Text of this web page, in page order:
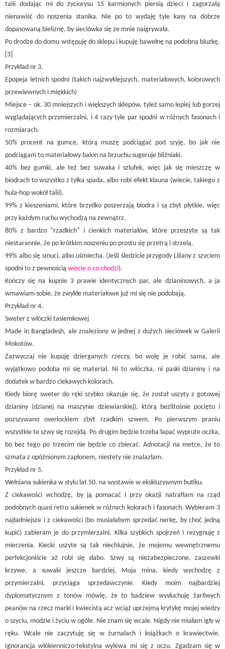
talii dodając mi do życiorysu 15 karmionych piersią dzieci i zagorzałą
nienawiść do noszenia stanika. Nie po to wydaję tyle kasy na dobrze
dopasowaną bieliznę, by sieciówka się ze mnie naigrywała.
Po drodze do domu wstępuję do sklepu i kupuję bawełnę na podobną bluzkę.
[3]
Przykład nr 3.
Epopeja letnich spodni (takich najzwyklejszych, materiałowych, kolorowych
przewiewnych i miękkich)
Miejsce – ok. 30 mniejszych i większych sklepów, tyleż samo lepiej lub gorzej
wyglądających przymierzalni, i 4 razy tyle par spodni w różnych fasonach i
rozmiarach.
50% procent na gumce, którą muszę podciągać pod szyję, bo jak nie
podciągam to materiałowy balon na brzuchu sugeruje bliźniaki.
40% bez gumki, ale też bez suwaka i szlufek, więc jak się mieszczę w
biodrach to wszystko z tyłka spada, albo robi efekt klauna (wiecie, takiego z
hula-hop wokół talii).
99% z kieszeniami, które brzydko poszerzają biodra i są zbyt płytkie, więc
przy każdym ruchu wychodzą na zewnątrz.
80% z bardzo “rzadkich” i cienkich materiałów, które przeszyte są tak
niestarannie, że po krótkim noszeniu po prostu się przetrą i strzelą.
99% albo się smuci, albo uśmiecha. (Jeśli śledzicie przygody Liliany z szyciem
spodni to z pewnością wiecie o co chodzi).
Kończy się na kupnie 3 prawie identycznych par, ale dzianinowych, a ja
wmawiam sobie, że zwykłe materiałowe już mi się nie podobają.
Przykład nr 4.
Sweter z włóczki tasiemkowej
Made in Bangladesh, ale znaleziony w jednej z dużych sieciówek w Galerii
Mokotów.
Zazwyczaj nie kupuję dzierganych rzeczy, bo wolę je robić sama, ale
wyjątkowo podoba mi się materiał. Ni to włóczka, ni paski dzianiny i na
dodatek w bardzo ciekawych kolorach.
Kiedy biorę sweter do ręki szybko okazuje się, że został uszyty z gotowej
dzianiny (dzianej na maszynie dziewiarskiej), którą bezlitośnie pocięto i
pozszywano overlockiem zbyt rzadkim szwem. Po pierwszym praniu
wszystkie te szwy się rozejdą. Po drugim będzie trzeba łapać wyprute oczka,
bo bez tego po trzecim nie będzie co zbierać. Adnotacji na metce, że to
szmata z opóźnionym zapłonem, niestety nie znalazłam.
Przykład nr 5.
Wełniana sukienka w stylu lat 50. na wystawie w ekskluzywnym butiku.
Z ciekawości wchodzę, by ją pomacać i przy okazji natrafiam na rząd
podobnych quasi retro sukienek w różnych kolorach i fasonach. Wybieram 3
najładniejsze i z ciekawości (bo musiałabym sprzedać nerkę, by choć jedną
kupić) zabieram je do przymierzalni. Kilka szybkich spojrzeń i rezygnuję z
mierzenia. Kiecki uszyte są tak niechlujnie, że mojemu wewnętrznemu
perfekcjoniście aż robi się słabo. Szwy są niezabezpieczone, zaszewki
krzywe, a suwaki jeszcze bardziej. Moja mina, kiedy wychodzę z
przymierzalni, przyciąga sprzedawczynie. Kiedy moim najbardziej
dyplomatycznym z tonów mówię, że to badziew wysłuchuję żarliwych
peanów na rzecz marki i kwiecistą acz wciąż uprzejmą krytykę mojej wiedzy
o szyciu, modzie i życiu w ogóle. Nie znam się wcale. Nigdy nie miałam igły w
ręku. Wcale nie zaczytuję się w żurnalach i książkach o krawiectwie.
Ignorancja włókienniczo-tekstylna wylewa mi się z oczu. Zgadzam się w